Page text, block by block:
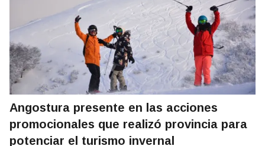
Angostura presente en las acciones
promocionales que realizó provincia para
potenciar el turismo invernal